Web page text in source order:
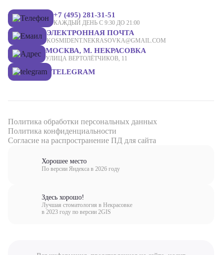
+7 (495) 281-31-51
КАЖДЫЙ ДЕНЬ С 9:30 ДО 21:00
ЭЛЕКТРОННАЯ ПОЧТА
KOSMIDENT.NEKRASOVKA@GMAIL.COM
МОСКВА, М. НЕКРАСОВКА
УЛИЦА ВЕРТОЛЁТЧИКОВ, 11
TELEGRAM
Политика обработки персональных данных
Политика конфиденциальности
Согласие на распространение ПД для сайта
Хорошее место
По версии Яндекса в 2026 году
Здесь хорошо!
Лучшая стоматология в Некрасовке
в 2023 году по версии 2GIS